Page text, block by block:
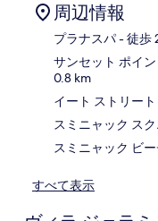
周辺情報
プラナスパ- 徒歩
サンセット ポイ
0.8 km
イート ストリート
スミニャック ス
スミニャック ビ
すべて表示